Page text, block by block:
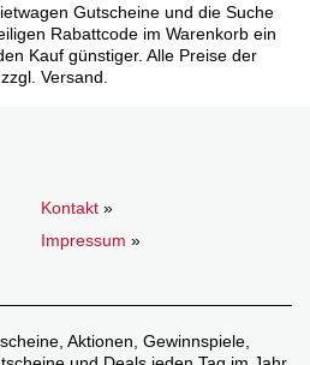
Gutscheine und die Suche
Rabattcode im Warenkorb ein
Kauf günstiger. Alle Preise der
Versand.
Kontakt »
Impressum »
Aktionen, Gewinnspiele,